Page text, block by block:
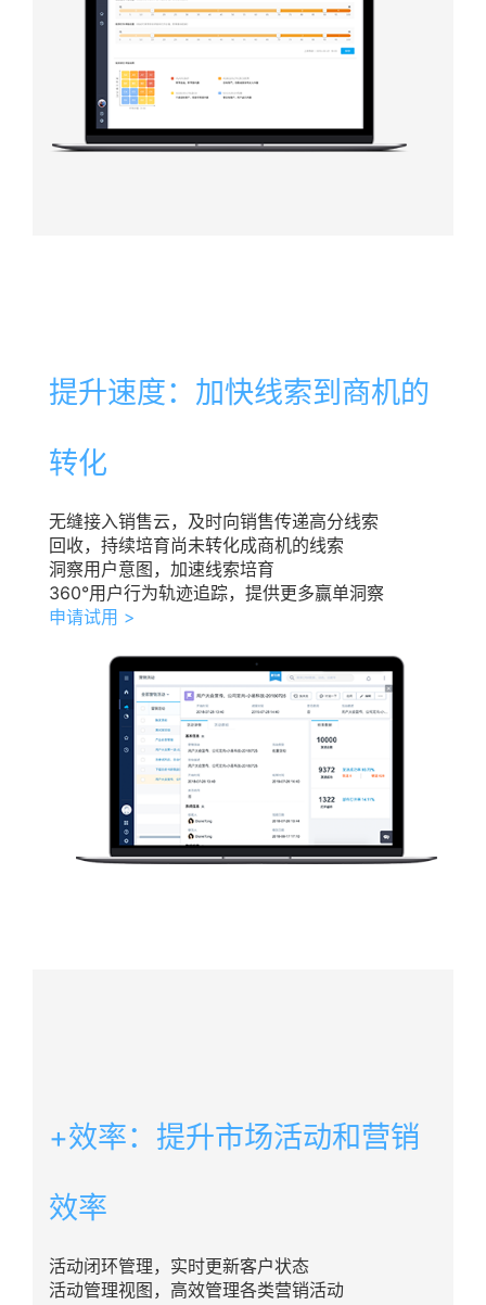
提升速度：加快线索到商机的
转化
无缝接入销售云，及时向销售传递高分线索
回收，持续培育尚未转化成商机的线索
洞察用户意图，加速线索培育
360°用户行为轨迹追踪，提供更多赢单洞察
申请试用 >
+效率：提升市场活动和营销
效率
活动闭环管理，实时更新客户状态
活动管理视图，高效管理各类营销活动